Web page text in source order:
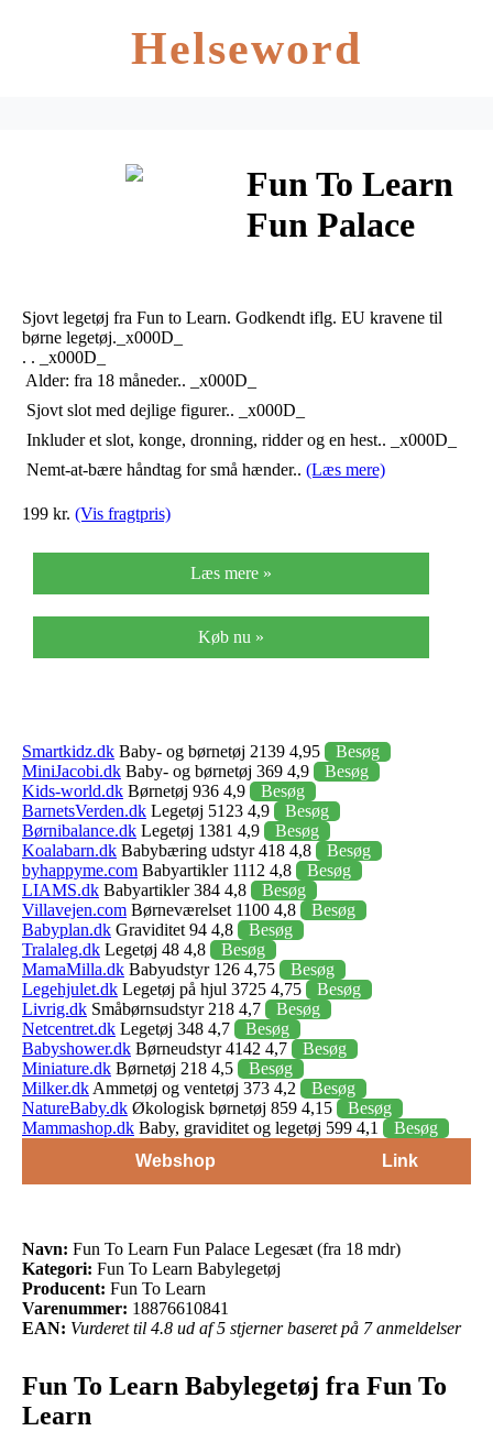
Helseword
Fun To Learn
Fun Palace
18 mdr)
Sjovt legetøj fra Fun to Learn. Godkendt iflg. EU kravene til
børne legetøj._x000D_
. . _x000D_
 Alder: fra 18 måneder.. _x000D_
 Sjovt slot med dejlige figurer.. _x000D_
 Inkluder et slot, konge, dronning, ridder og en hest.. _x000D_
 Nemt-at-bære håndtag for små hænder.. (Læs mere)
199 kr. (Vis fragtpris)
Læs mere »
Køb nu »
Smartkidz.dk Baby- og børnetøj 2139 4,95
Besøg
MiniJacobi.dk Baby- og børnetøj 369 4,9
Besøg
Kids-world.dk Børnetøj 936 4,9
Besøg
BarnetsVerden.dk Legetøj 5123 4,9
Besøg
Børnibalance.dk Legetøj 1381 4,9
Besøg
Koalabarn.dk Babybæring udstyr 418 4,8
Besøg
byhappyme.com Babyartikler 1112 4,8
Besøg
LIAMS.dk Babyartikler 384 4,8
Besøg
Villavejen.com Børneværelset 1100 4,8
Besøg
Babyplan.dk Graviditet 94 4,8
Besøg
Tralaleg.dk Legetøj 48 4,8
Besøg
MamaMilla.dk Babyudstyr 126 4,75
Besøg
Legehjulet.dk Legetøj på hjul 3725 4,75
Besøg
Livrig.dk Småbørnsudstyr 218 4,7
Besøg
Netcentret.dk Legetøj 348 4,7
Besøg
Babyshower.dk Børneudstyr 4142 4,7
Besøg
Miniature.dk Børnetøj 218 4,5
Besøg
Milker.dk Ammetøj og ventetøj 373 4,2
Besøg
NatureBaby.dk Økologisk børnetøj 859 4,15
Besøg
Mammashop.dk Baby, graviditet og legetøj 599 4,1
Besøg
Webshop
Link
Navn: Fun To Learn Fun Palace Legesæt (fra 18 mdr)
Kategori: Fun To Learn Babylegetøj
Producent: Fun To Learn
Varenummer: 18876610841
EAN: Vurderet til 4.8 ud af 5 stjerner baseret på 7 anmeldelser
Fun To Learn Babylegetøj fra Fun To
Learn